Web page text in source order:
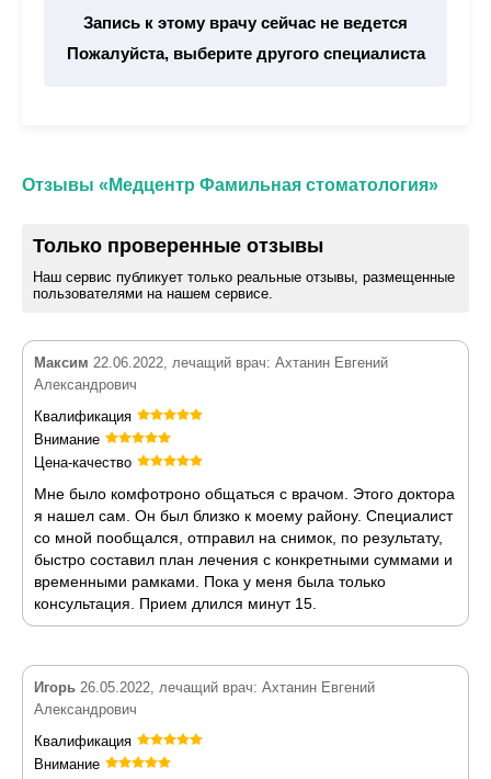
Запись к этому врачу сейчас не ведется
Пожалуйста, выберите другого специалиста
Отзывы «Медцентр Фамильная стоматология»
Только проверенные отзывы
Наш сервис публикует только реальные отзывы, размещенные
пользователями на нашем сервисе.
Максим 22.06.2022, лечащий врач: Ахтанин Евгений
Александрович
Квалификация
Внимание
Цена-качество
Мне было комфотроно общаться с врачом. Этого доктора
я нашел сам. Он был близко к моему району. Специалист
со мной пообщался, отправил на снимок, по результату,
быстро составил план лечения с конкретными суммами и
временными рамками. Пока у меня была только
консультация. Прием длился минут 15.
Игорь 26.05.2022, лечащий врач: Ахтанин Евгений
Александрович
Квалификация
Внимание